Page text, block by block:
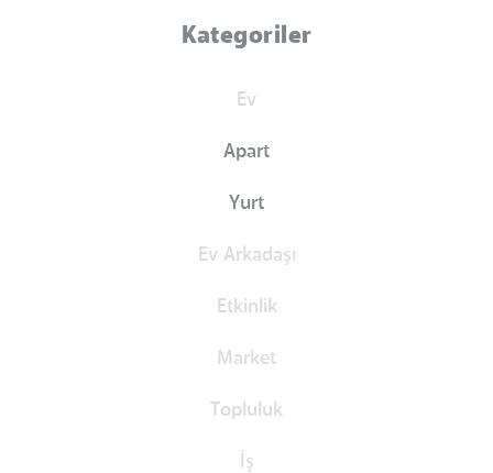
Kategoriler
Ev
Apart
Yurt
Ev Arkadaşı
Etkinlik
Market
Topluluk
İş